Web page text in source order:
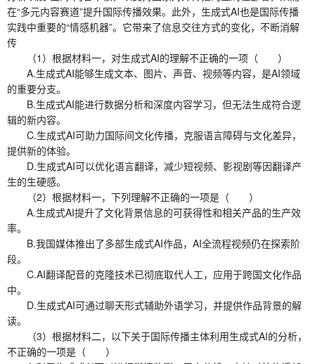
在“多元内容赛道”提升国际传播效果。此外，生成式AI也是国际传播
实践中重要的“情感机器”。它带来了信息交往方式的变化，不断消解
传
（1）根据材料一，对生成式AI的理解不正确的一项（ ）
A.生成式AI能够生成文本、图片、声音、视频等内容，是AI领域
的重要分支。
B.生成式AI能进行数据分析和深度内容学习，但无法生成符合逻
辑的新内容。
C.生成式AI可助力国际间文化传播，克服语言障碍与文化差异，
提供新的体验。
D.生成式AI可以优化语言翻译，减少短视频、影视剧等因翻译产
生的生硬感。
（2）根据材料一，下列理解不正确的一项是（ ）
A.生成式AI提升了文化背景信息的可获得性和相关产品的生产效
率。
B.我国媒体推出了多部生成式AI作品，AI全流程视频仍在探索阶
段。
C.AI翻译配音的克隆技术已彻底取代人工，应用于跨国文化作品
中。
D.生成式AI可通过聊天形式辅助外语学习，并提供作品背景的解
读。
（3）根据材料二，以下关于国际传播主体利用生成式AI的分析，
不正确的一项是（ ）